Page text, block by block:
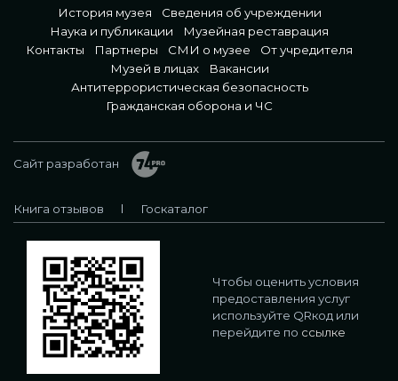
История музея
Сведения об учреждении
Наука и публикации
Музейная реставрация
Контакты
Партнеры СМИ о музее
От учредителя
Музей в лицах
Вакансии
Антитеррористическая безопасность
Гражданская оборона и ЧС
Сайт разработан
Книга отзывов Госкаталог
Чтобы оценить условия
предоставления услуг
используйте QRкод или
перейдите по ссылке